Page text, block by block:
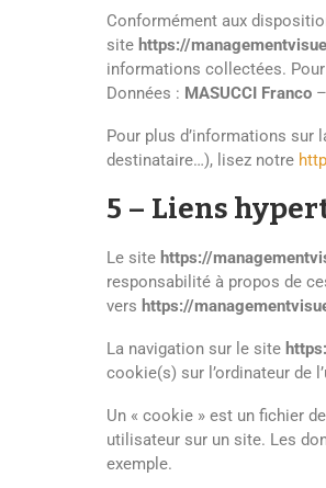
Conformément aux
site https://
informations collectées.
Données : MASUCCI Franco –
Pour plus d’informations sur
destinataire…), lisez notre
5 – Liens
Le site https://
responsabilité à propos de
vers https://
La navigation sur le site
cookie(s) sur l’ordinateur de
Un « cookie » est un fichier
utilisateur sur un site. Les
exemple.